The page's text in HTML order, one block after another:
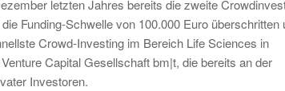
letzten Jahres bereits die zweite
Funding-Schwelle von 100.000 Euro überschritten
Crowd-Investing im Bereich Life Sciences in
Capital Gesellschaft bm|t, die bereits an der
Investoren.